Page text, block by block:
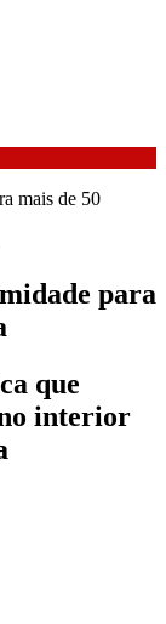
para
que
interior